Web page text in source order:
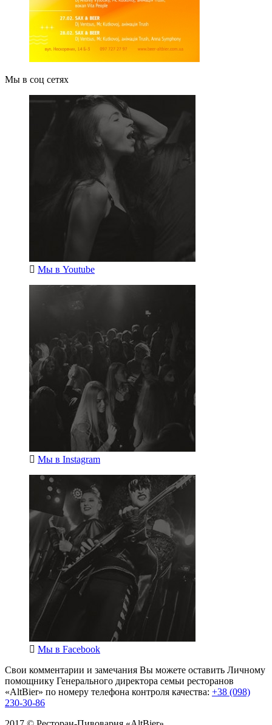
Мы в соц сетях
Мы в Youtube
Мы в Instagram
Мы в Facebook
Свои комментарии и замечания Вы можете оставить Личному
помощнику Генерального директора семьи ресторанов
«AltBier» по номеру телефона контроля качества: +38 (098)
230-30-86